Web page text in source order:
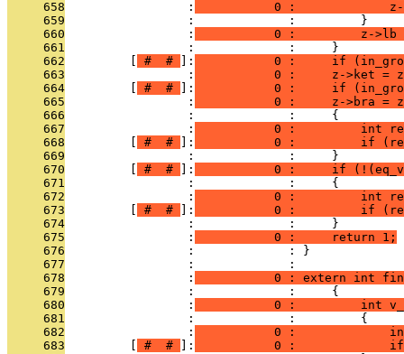
     658
                 :
0 :
     659
                 :             :         }
     660
                 :
0 :         z->lb
     661
                 :             :     }
     662
# # ]:
0 :     if
     663
                 :
0 :     z->ket =
     664
# # ]:
0 :     if
     665
                 :
0 :     z->bra =
     666
                 :             :     {
     667
                 :
0 :         int
     668
# # ]:
0 :         if
     669
                 :             :     }
     670
# # ]:
0 :     if
     671
                 :             :     {
     672
                 :
0 :         int
     673
# # ]:
0 :         if
     674
                 :             :     }
     675
                 :
           0 :     return 1;
     676
                 :             : }
     677
                 :             :
     678
                 :
0 : extern int
     679
                 :             :     {
     680
                 :
0 :         int
     681
                 :             :         {
     682
                 :
0 :
     683
# # ]:
0 :